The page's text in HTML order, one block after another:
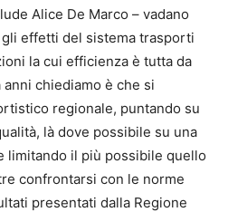
Alice De Marco – vadano
effetti del sistema trasporti
la cui efficienza è tutta da
chiediamo è che si
regionale, puntando su
là dove possibile su una
limitando il più possibile quello
confrontarsi con le norme
presentati dalla Regione